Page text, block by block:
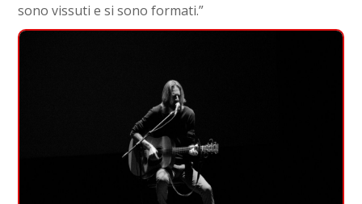
sono vissuti e si sono formati.”